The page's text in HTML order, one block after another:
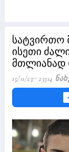
სატვირთო
ისეთი
მთლიანად
15/11/23 23314